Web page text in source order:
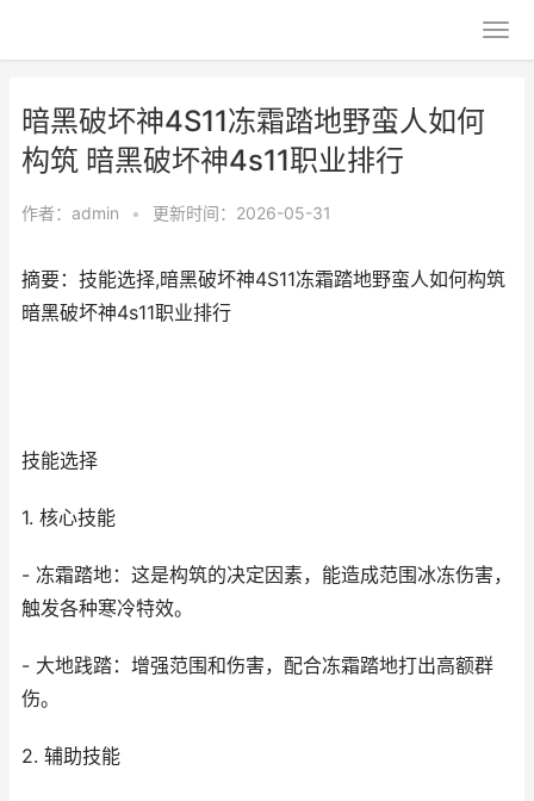
暗黑破坏神4S11冻霜踏地野蛮人如何
构筑 暗黑破坏神4s11职业排行
作者： admin • 更新时间：2026-05-31
摘要：技能选择,暗黑破坏神4S11冻霜踏地野蛮人如何构筑
暗黑破坏神4s11职业排行
技能选择
1. 核心技能
- 冻霜踏地：这是构筑的决定因素，能造成范围冰冻伤害，
触发各种寒冷特效。
- 大地践踏：增强范围和伤害，配合冻霜踏地打出高额群
伤。
2. 辅助技能